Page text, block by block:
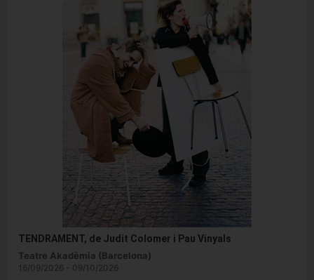
TENDRAMENT, de Judit Colomer i Pau Vinyals
Teatre Akadèmia (Barcelona)
16/09/2026 - 09/10/2026